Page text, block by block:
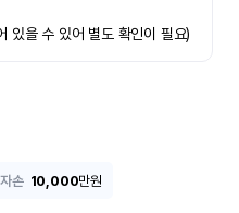
있을 수 있어 별도 확인이 필요)
자손 10,000만원